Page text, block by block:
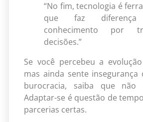
“No fim, tecnologia é
que faz
conhecimento por
decisões.”
Se você percebeu a
mas ainda sente insegurança
burocracia, saiba que não
Adaptar-se é questão de
parcerias certas.